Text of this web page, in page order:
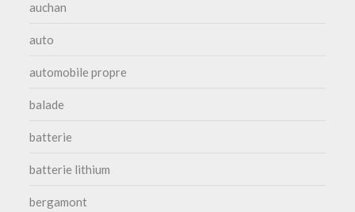
auchan
auto
automobile propre
balade
batterie
batterie lithium
bergamont